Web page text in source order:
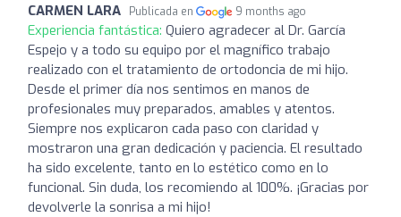
CARMEN LARA Publicada en 9 months ago
Experiencia fantástica: Quiero agradecer al Dr. García
Espejo y a todo su equipo por el magnífico trabajo
realizado con el tratamiento de ortodoncia de mi hijo.
Desde el primer día nos sentimos en manos de
profesionales muy preparados, amables y atentos.
Siempre nos explicaron cada paso con claridad y
mostraron una gran dedicación y paciencia. El resultado
ha sido excelente, tanto en lo estético como en lo
funcional. Sin duda, los recomiendo al 100%. ¡Gracias por
devolverle la sonrisa a mi hijo!